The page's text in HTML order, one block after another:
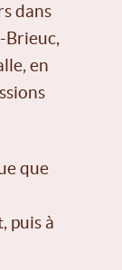
dans
Brieuc,
en
que
puis à